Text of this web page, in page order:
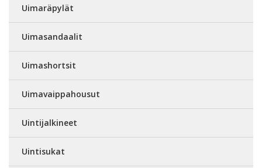
Uimaräpylät
Uimasandaalit
Uimashortsit
Uimavaippahousut
Uintijalkineet
Uintisukat